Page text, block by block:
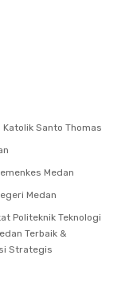
Santo Thomas
Medan
Medan
Politeknik Teknologi
Terbaik &
Strategis